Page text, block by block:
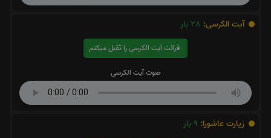
آیت الکرسی: 28 بار
قرائت آیت الکرسی را تقبل میکنم
صوت آیت الکرسی
زیارت عاشورا: 9بار